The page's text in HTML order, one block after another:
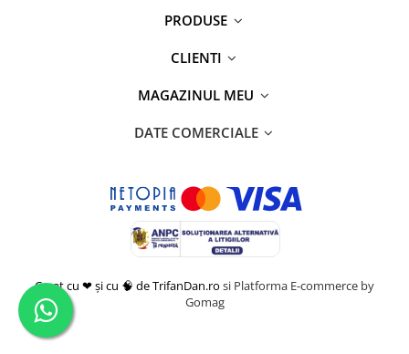
PRODUSE
CLIENTI
MAGAZINUL MEU
DATE COMERCIALE
Creat cu ❤ și cu 🧠 de TrifanDan.ro si Platforma E-commerce by
Gomag